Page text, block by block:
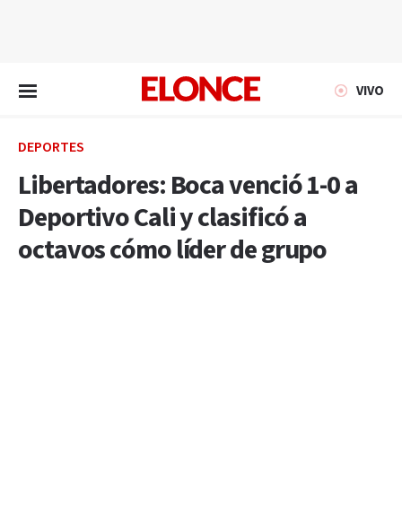
VIVO
DEPORTES
Libertadores: Boca venció 1-0 a
Deportivo Cali y clasificó a
octavos cómo líder de grupo